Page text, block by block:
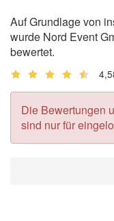
Auf Grundlage von
wurde Nord Event
bewertet.
Die Bewertungen
sind nur für